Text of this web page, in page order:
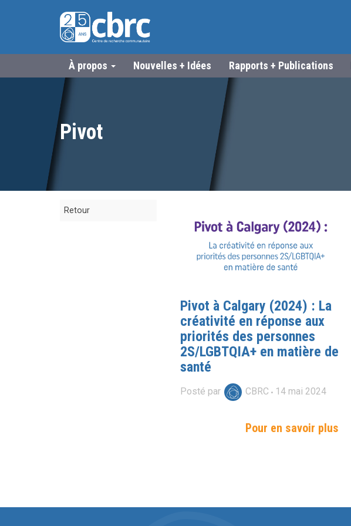
À propos Nouvelles + Idées Rapports + Publications
Pivot
Retour
Pivot à Calgary (2024) : La
créativité en réponse aux
priorités des personnes
2S/LGBTQIA+ en matière de
santé
Posté par CBRC 14 mai 2024
Pour en savoir plus